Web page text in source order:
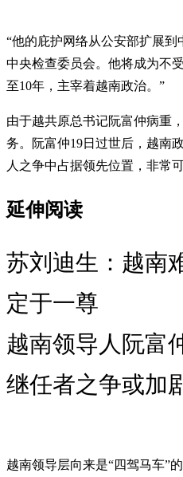
“他的庇护网络从公安部扩展
中央检查委员会。他将成为不
至10年，主宰着越南政治。”
由于越共原总书记阮富仲病重
务。阮富仲19日过世后，越南
人之争中占据领先位置，非常
延伸阅读
苏刘迪生：越南
定于一尊
越南领导人阮富
继任者之争或加
越南领导层向来是“四驾马车”